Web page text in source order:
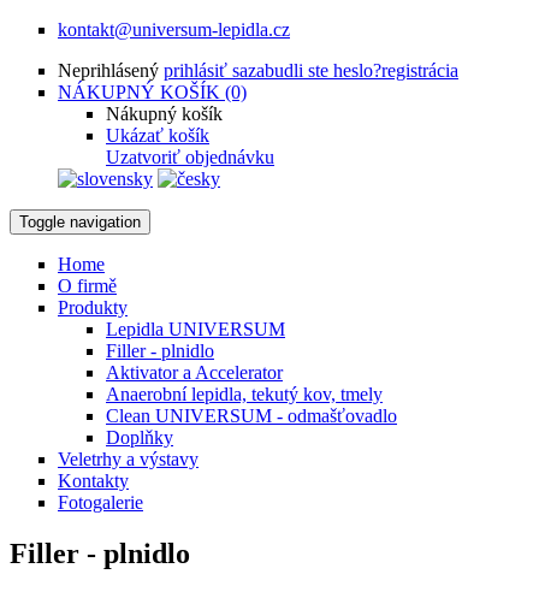
kontakt@universum-lepidla.cz
Neprihlásený prihlásiť sazabudli ste heslo?registrácia
NÁKUPNÝ KOŠÍK (0)
Nákupný košík
Ukázať košík
Uzatvoriť objednávku
Toggle navigation
Home
O firmě
Produkty
Lepidla UNIVERSUM
Filler - plnidlo
Aktivator a Accelerator
Anaerobní lepidla, tekutý kov, tmely
Clean UNIVERSUM - odmašťovadlo
Doplňky
Veletrhy a výstavy
Kontakty
Fotogalerie
Filler - plnidlo